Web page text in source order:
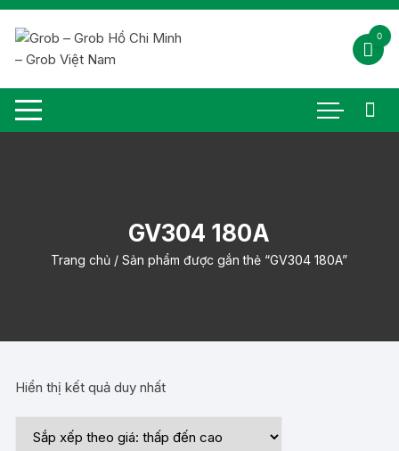
Chuyển
0
GV304 180A
Trang chủ / Sản phẩm được gắn thẻ “GV304 180A”
Hiển thị kết quả duy nhất